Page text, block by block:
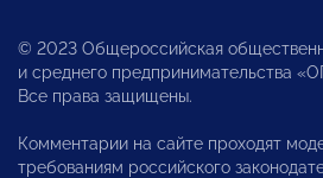
© 2023 Общероссийская
и среднего предпринимательства
Все права защищены.
Комментарии на сайте проходят
требованиям российского